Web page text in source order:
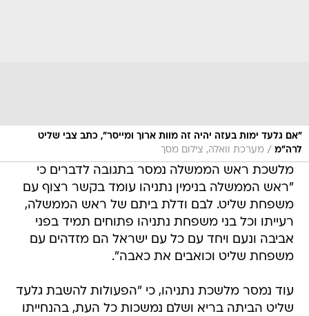
"אם גלעד ימות בעזה יהיה זה מוות ארוך ומייסר", כתב צבי שליט
לרה"מ / מערכת וואלה, צילום מסך
מלשכת ראש הממשלה נמסר בתגובה לדברים כי
"ראש הממשלה בנימין נתניהו עומד בקשר רצוף עם
משפחת שליט. לבם ודלת ביתם של ראש הממשלה,
רעייתו וכל בני משפחת נתניהו פתוחים תמיד בפני
אביבה ונעם ויחד עם כל עם ישראל הם מזדהים עם
משפחת שליט וכואבים את כאבה".
עוד נמסר מלשכת נתניהו, כי "הפעולות להשבת גלעד
שליט הביתה בריא ושלם נמשכות כל העת, בהנחייתו